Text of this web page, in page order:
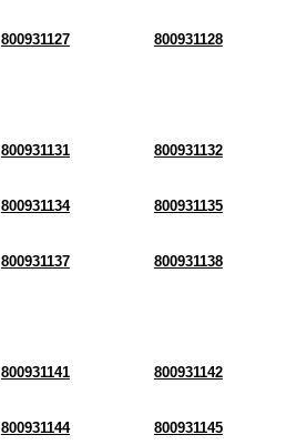
800931127 800931128
800931131 800931132
800931134 800931135
800931137 800931138
800931141 800931142
800931144 800931145